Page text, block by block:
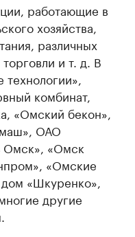
работающие в
хозяйства,
различных
и т. д. В
комбинат,
«Омский бекон»,
ОАО
Омск», «Омск
«Омские
«Шкуренко»,
другие